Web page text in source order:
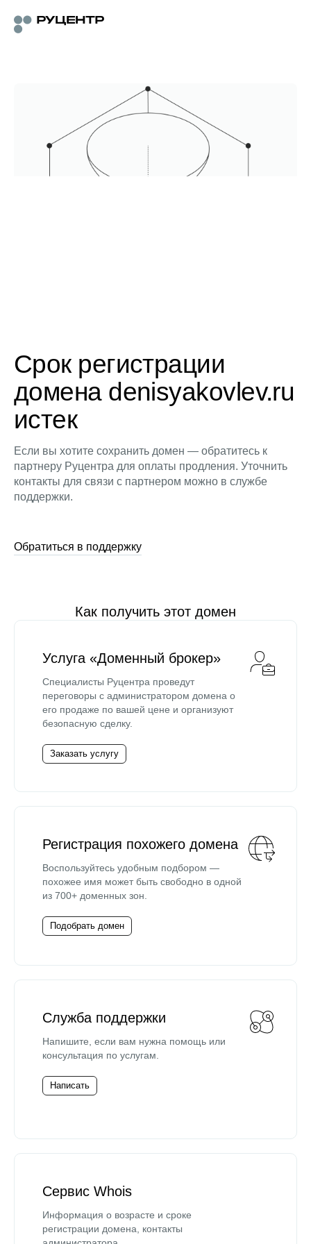
Срок регистрации
домена denisyakovlev.ru
истек
Если вы хотите сохранить домен — обратитесь к
партнеру Руцентра для оплаты продления. Уточнить
контакты для связи с партнером можно в службе
поддержки.
Обратиться в поддержку
Как получить этот домен
Услуга «Доменный брокер»
Специалисты Руцентра проведут
переговоры с администратором домена о
его продаже по вашей цене и организуют
безопасную сделку.
Заказать услугу
Регистрация похожего домена
Воспользуйтесь удобным подбором —
похожее имя может быть свободно в одной
из 700+ доменных зон.
Подобрать домен
Служба поддержки
Напишите, если вам нужна помощь или
консультация по услугам.
Написать
Сервис Whois
Информация о возрасте и сроке
регистрации домена, контакты